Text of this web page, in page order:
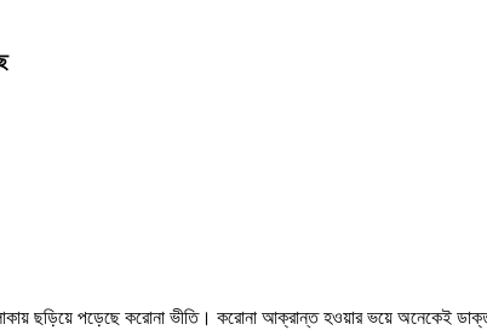
ছড়িয়ে পড়েছে করোনা ভীতি। করোনা আক্রান্ত হওয়ার ভয়ে অনেকেই